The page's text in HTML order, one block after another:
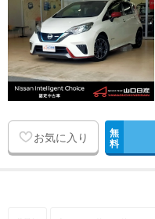
お気に入り 無
料